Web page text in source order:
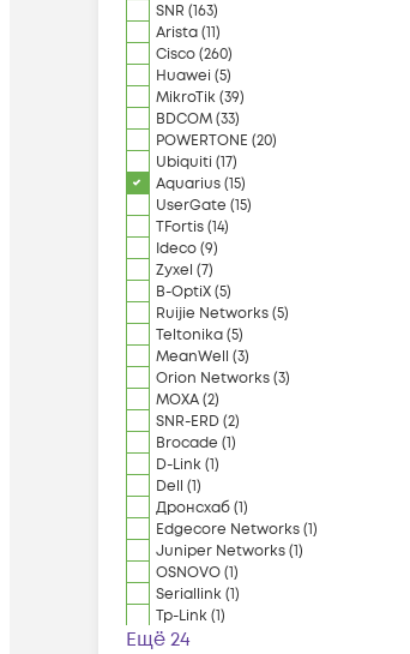
SNR (163)
Arista(11)
Cisco(260)
Huawei (5)
MikroTik(39)
BDCOM(33)
POWERTONE (20)
Ubiquiti (17)
Aquarius(15)
UserGate (15)
TFortis(14)
Ideco(9)
Zyxel (7)
B-OptiX(5)
Ruijie Networks(5)
Teltonika(5)
MeanWell (3)
Orion Networks(3)
MOXA(2)
SNR-ERD(2)
Brocade (1)
D-Link(1)
Dell (1)
Дронсхаб(1)
Edgecore Networks(1)
Juniper Networks(1)
OSNOVO(1)
Seriallink(1)
Tp-Link(1)
Ещё 24